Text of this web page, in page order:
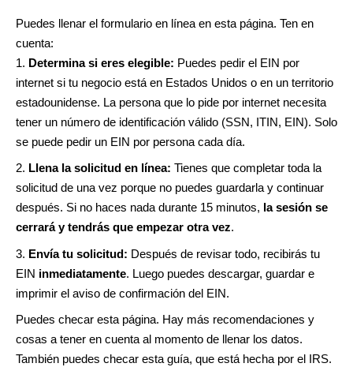
Puedes llenar el formulario en línea en esta página. Ten en
cuenta:
Determina si eres elegible: Puedes pedir el EIN por
internet si tu negocio está en Estados Unidos o en un territorio
estadounidense. La persona que lo pide por internet necesita
tener un número de identificación válido (SSN, ITIN, EIN). Solo
se puede pedir un EIN por persona cada día.
Llena la solicitud en línea: Tienes que completar toda la
solicitud de una vez porque no puedes guardarla y continuar
después. Si no haces nada durante 15 minutos, la sesión se
cerrará y tendrás que empezar otra vez.
Envía tu solicitud: Después de revisar todo, recibirás tu
EIN inmediatamente. Luego puedes descargar, guardar e
imprimir el aviso de confirmación del EIN.
Puedes checar esta página. Hay más recomendaciones y
cosas a tener en cuenta al momento de llenar los datos.
También puedes checar esta guía, que está hecha por el IRS.